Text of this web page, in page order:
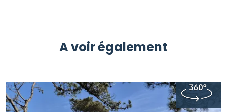
A voir également